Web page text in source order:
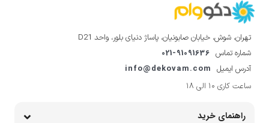
تهران، شوش، خیابان صابونیان، پاساژ دنیای بلور، واحد D21
شماره تماس 021-91091636
آدرس ایمیل info@dekovam.com
ساعت کاری 10 الی 18
راهنمای خرید